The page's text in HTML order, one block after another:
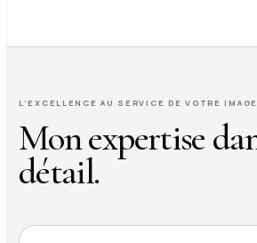
L’EXCELLENCE AU SERVICE DE VOTRE IMAGE
Mon expertise
détail.